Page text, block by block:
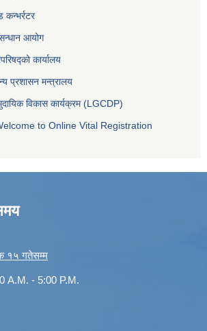
कन्भर्रटर
आयोग
कार्यालय
प्रशासन मन्त्रालय
विकास कार्यक्रम (LGCDP)
to Online Vital Registration
१५ गतेसम्म
A.M. - 5:00 P.M.